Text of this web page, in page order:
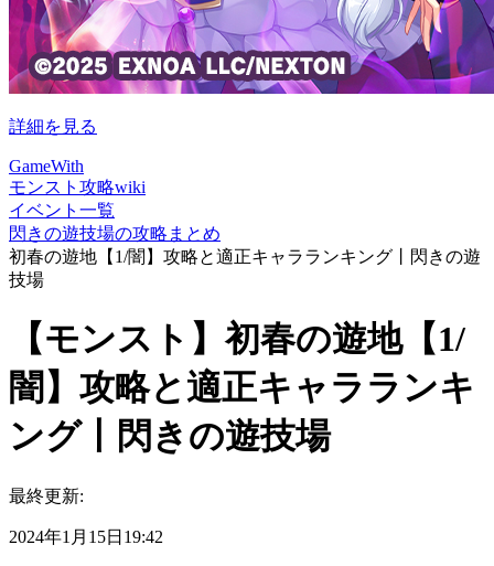
詳細を見る
GameWith
モンスト攻略wiki
イベント一覧
閃きの遊技場の攻略まとめ
初春の遊地【1/闇】攻略と適正キャラランキング丨閃きの遊
技場
【モンスト】初春の遊地【1/
闇】攻略と適正キャラランキ
ング丨閃きの遊技場
最終更新:
2024年1月15日19:42